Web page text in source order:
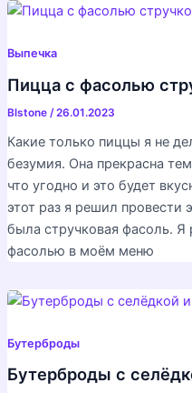
Выпечка
Пицца с фасолью
Blstone /26.01.2023
Какие только пиццы я не
безумия. Она прекрасна
что угодно и это будет
этот раз я решил провести
была стручковая фасоль. Я
фасолью в моём меню
Бутерброды
Бутерброды с